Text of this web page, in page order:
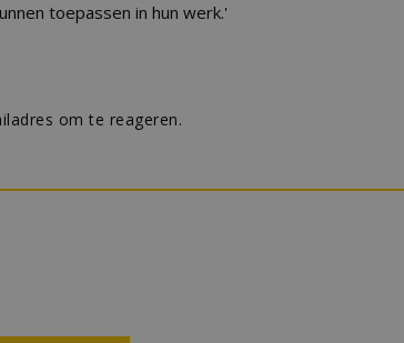
toepassen in hun werk.'
om te reageren.